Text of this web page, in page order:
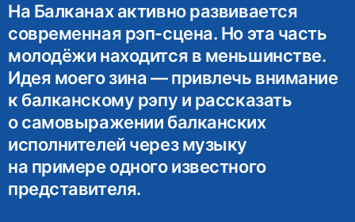
На Балканах активно развивается
современная рэп-сцена. Но эта часть
молодёжи находится в меньшинстве.
Идея моего зина — привлечь внимание
к балканскому рэпу и рассказать
о самовыражении балканских
исполнителей через музыку
на примере одного известного
представителя.